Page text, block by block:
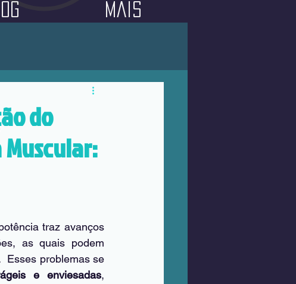
Mais
do
Muscular:
traz avanços
as quais podem
Esses problemas se
e enviesadas,